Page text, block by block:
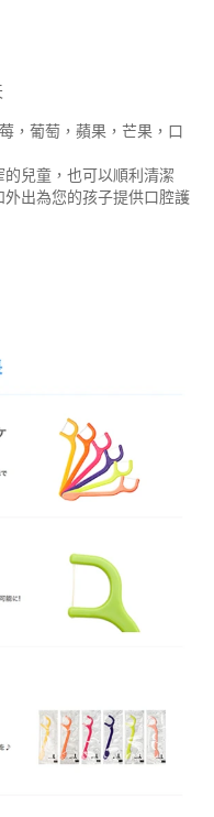
，葡萄，蘋果，芒果，口
兒童，也可以順利清潔
出為您的孩子提供口腔護